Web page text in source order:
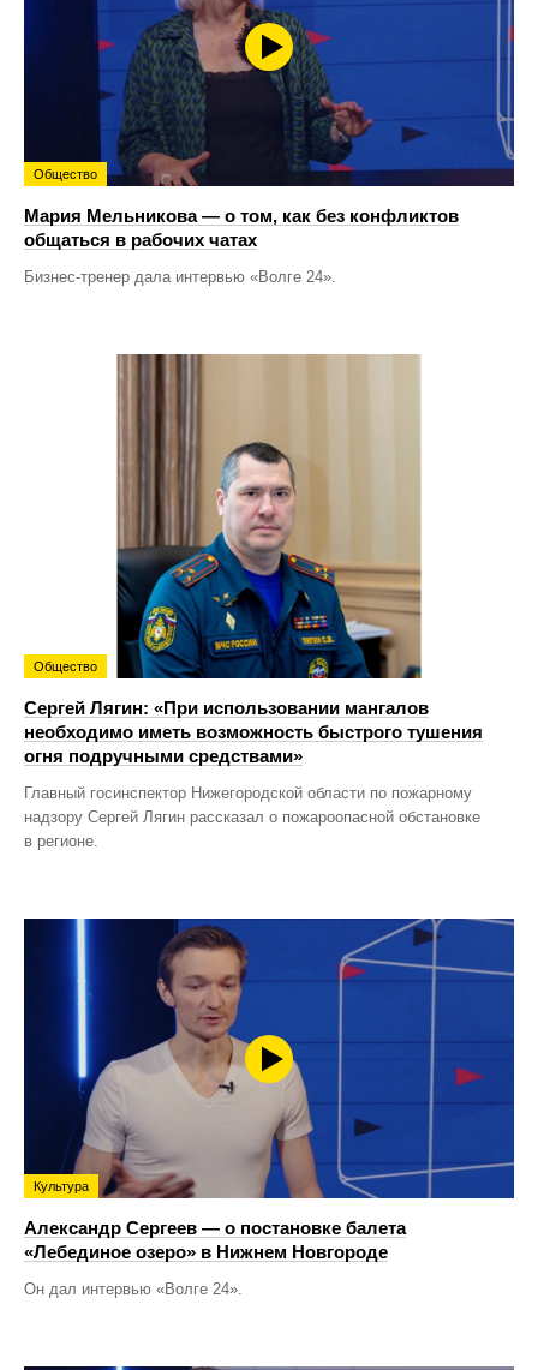
Общество
Мария Мельникова — о том, как без конфликтов
общаться в рабочих чатах
Бизнес-тренер дала интервью «Волге 24».
Общество
Сергей Лягин: «При использовании мангалов
необходимо иметь возможность быстрого тушения
огня подручными средствами»
Главный госинспектор Нижегородской области по пожарному
надзору Сергей Лягин рассказал о пожароопасной обстановке
в регионе.
Культура
Александр Сергеев — о постановке балета
«Лебединое озеро» в Нижнем Новгороде
Он дал интервью «Волге 24».